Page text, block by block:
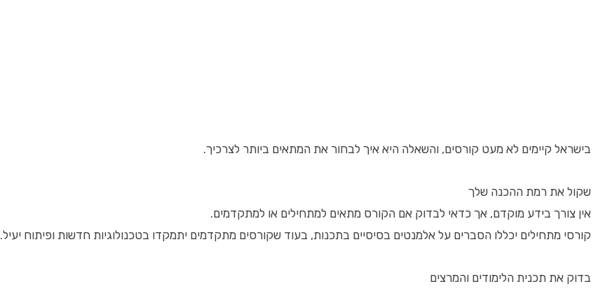
בישראל קיימים לא מעט קורסים, והשאלה היא איך לבחור את המתאים ביותר לצרכיך.
שקול את רמת ההכנה שלך
אין צורך בידע מוקדם, אך כדאי לבדוק אם הקורס מתאים למתחילים או למתקדמים.
קורסי מתחילים יכללו הסברים על אלמנטים בסיסיים בתכנות, בעוד שקורסים מתקדמים יתמקדו בטכנולוגיות חדשות ופיתוח יעיל.
בדוק את תכנית הלימודים והמרצים